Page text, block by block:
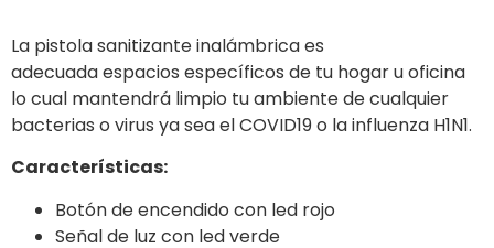
5 en base
avaloración
de un
cliente
La pistola sanitizante inalámbrica es
adecuada espacios específicos de tu hogar u oficina
lo cual mantendrá limpio tu ambiente de cualquier
bacterias o virus ya sea el COVID19 o la influenza H1N1.
Características:
Botón de encendido con led rojo
Señal de luz con led verde